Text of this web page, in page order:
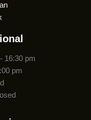
16:30 pm
pm